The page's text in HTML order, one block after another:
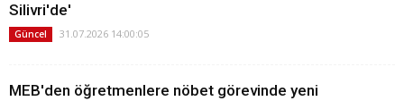
Silivri'de'
Güncel 31.07.2026 14:00:05
MEB'den öğretmenlere nöbet görevinde yeni